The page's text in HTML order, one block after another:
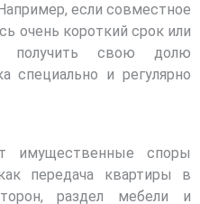
если совместное
очень короткий срок или
получить свою долю
специально и регулярно
имущественные споры
передача квартиры в
раздел мебели и